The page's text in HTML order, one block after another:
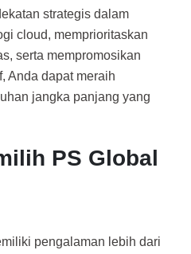
strategis dalam
cloud, memprioritaskan
serta mempromosikan
Anda dapat meraih
jangka panjang yang
PS Global
pengalaman lebih dari